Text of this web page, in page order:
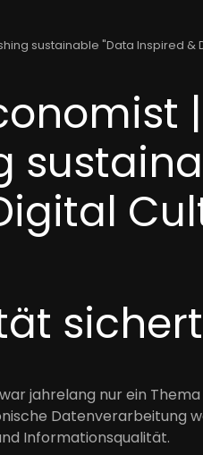
sustainable "Data Inspired &
|
jahrelang nur ein
Datenverarbeitung
Informationsqualität.